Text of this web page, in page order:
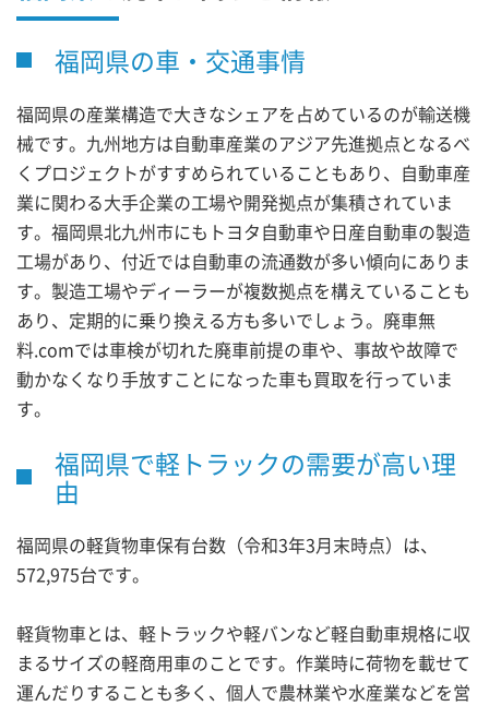
福岡県の車・交通事情
福岡県の産業構造で大きなシェアを占めているのが輸送機
械です。九州地方は自動車産業のアジア先進拠点となるべ
くプロジェクトがすすめられていることもあり、自動車産
業に関わる大手企業の工場や開発拠点が集積されていま
す。福岡県北九州市にもトヨタ自動車や日産自動車の製造
工場があり、付近では自動車の流通数が多い傾向にありま
す。製造工場やディーラーが複数拠点を構えていることも
あり、定期的に乗り換える方も多いでしょう。廃車無
料.comでは車検が切れた廃車前提の車や、事故や故障で
動かなくなり手放すことになった車も買取を行っていま
す。
福岡県で軽トラックの需要が高い理
由
福岡県の軽貨物車保有台数（令和3年3月末時点）は、
572,975台です。
軽貨物車とは、軽トラックや軽バンなど軽自動車規格に収
まるサイズの軽商用車のことです。作業時に荷物を載せて
運んだりすることも多く、個人で農林業や水産業などを営